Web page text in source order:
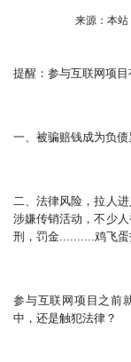
来源：本
提醒：参与互联网项目
一、被骗赔钱成为负债
二、法律风险，拉人
涉嫌传销活动，不少
刑，罚金..........鸡飞蛋
参与互联网项目之前
中，还是触犯法律？